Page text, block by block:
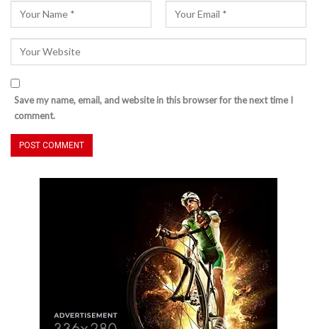
Save my name, email, and website in this browser for the next time I
comment.